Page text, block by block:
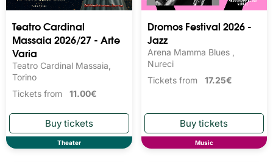
Teatro Cardinal
Massaia 2026/27 - Arte
Varia
Teatro Cardinal Massaia,
Torino
Tickets from 11.00€
Theater
Dromos Festival 2026 -
Jazz
Arena Mamma Blues ,
Nureci
Tickets from 17.25€
Music